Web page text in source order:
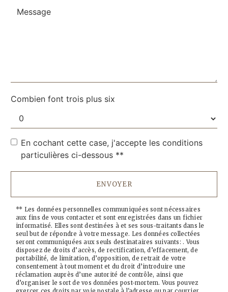
Combien font trois plus six
En cochant cette case, j'accepte les conditions
particulières ci-dessous **
ENVOYER
** Les données personnelles communiquées sont nécessaires
aux fins de vous contacter et sont enregistrées dans un fichier
informatisé. Elles sont destinées à et ses sous-traitants dans le
seul but de répondre à votre message. Les données collectées
seront communiquées aux seuls destinataires suivants: . Vous
disposez de droits d’accès, de rectification, d’effacement, de
portabilité, de limitation, d’opposition, de retrait de votre
consentement à tout moment et du droit d’introduire une
réclamation auprès d’une autorité de contrôle, ainsi que
d’organiser le sort de vos données post-mortem. Vous pouvez